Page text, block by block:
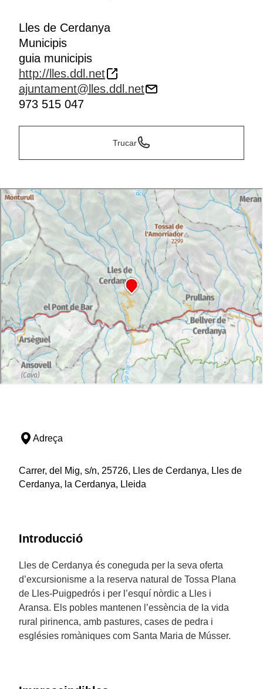
Lles de Cerdanya
Municipis
guia municipis
http://lles.ddl.net
ajuntament@lles.ddl.net
973 515 047
Trucar
Adreça
Carrer, del Mig, s/n, 25726, Lles de Cerdanya, Lles de
Cerdanya, la Cerdanya, Lleida
Introducció
Lles de Cerdanya és coneguda per la seva oferta
d’excursionisme a la reserva natural de Tossa Plana
de Lles-Puigpedrós i per l’esquí nòrdic a Lles i
Aransa. Els pobles mantenen l’essència de la vida
rural pirinenca, amb pastures, cases de pedra i
esglésies romàniques com Santa Maria de Músser.